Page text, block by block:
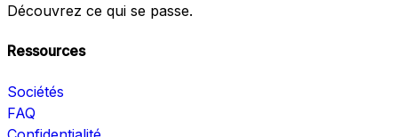
Découvrez ce qui se passe.
Ressources
Sociétés
FAQ